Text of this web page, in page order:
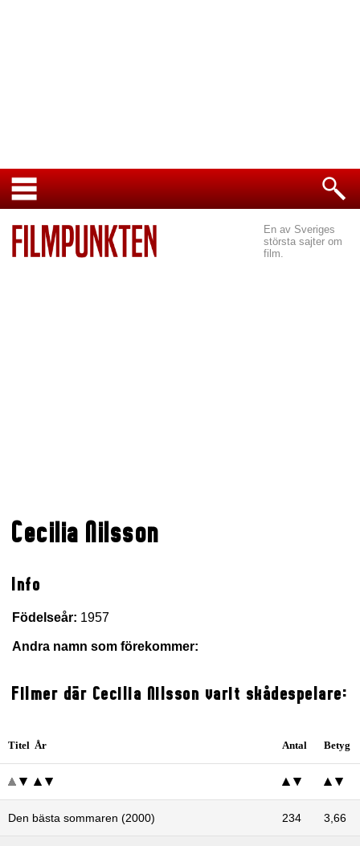
En av Sveriges
största sajter om
film.
Cecilia Nilsson
Info
Födelseår: 1957
Andra namn som förekommer:
Filmer där Cecilia Nilsson varit skådespelare:
Titel År Antal Betyg
Den bästa sommaren (2000) 234 3,66